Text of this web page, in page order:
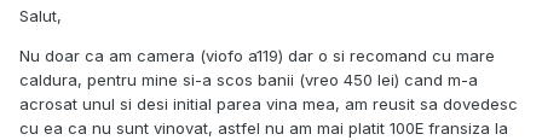
Salut,
Nu doar ca am camera (viofo a119) dar o si recomand cu mare
caldura, pentru mine si-a scos banii (vreo 450 lei) cand m-a
acrosat unul si desi initial parea vina mea, am reusit sa dovedesc
cu ea ca nu sunt vinovat, astfel nu am mai platit 100E fransiza la